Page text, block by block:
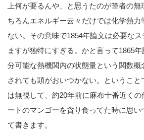
上何が要るんや、と思うたのが筆者の
ちろんエネルギー云々だけでは化学熱力
ない。その意味で1854年論文は必要な
ますが独特にすぎる。かと言って1865
分可能な熱機関内の状態量という関数概
されても頭がおいつかない。ということ
は無視して、約20年前に麻布十番近く
ートのマンゴーを貪り食ってた時に思い
て書きます。